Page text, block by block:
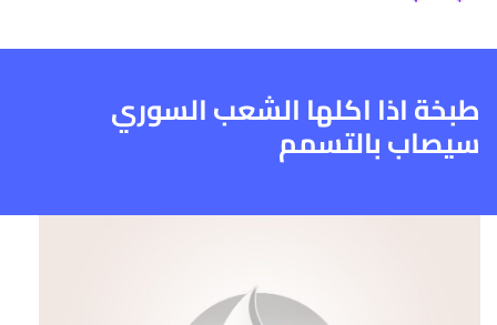
طبخة اذا اكلها الشعب السوري
سيصاب بالتسمم